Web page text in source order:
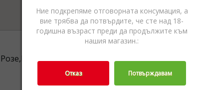
Розе,Винo,Вино
Ние подкрепяме отговорната консумация, а
вие трябва да потвърдите, че сте над 18-
годишна възраст преди да продължите към
нашия магазин.:
Отказ Потвърждавам